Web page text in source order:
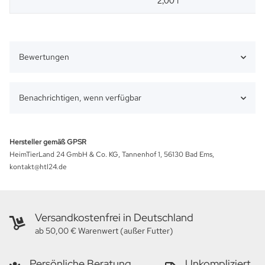
Bewertungen
Benachrichtigen, wenn verfügbar
Hersteller gemäß GPSR
HeimTierLand 24 GmbH & Co. KG, Tannenhof 1, 56130 Bad Ems,
kontakt@htl24.de
Versandkostenfrei in Deutschland
ab 50,00 € Warenwert (außer Futter)